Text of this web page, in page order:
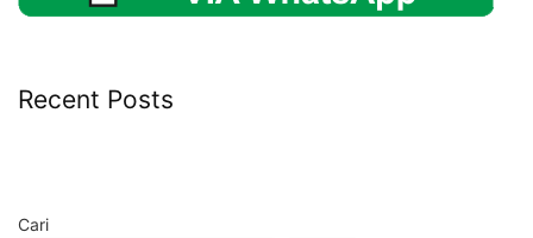
Recent Posts
Cari